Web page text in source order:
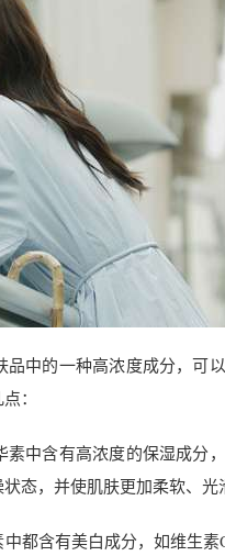
中的一种高浓度成分，可
：
中含有高浓度的保湿成分
态，并使肌肤更加柔软、光
都含有美白成分，如维生